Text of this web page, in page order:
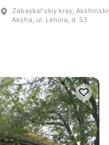
Zabaykalʹskiy kray,
Aksha, ul. Lenina, d. 53